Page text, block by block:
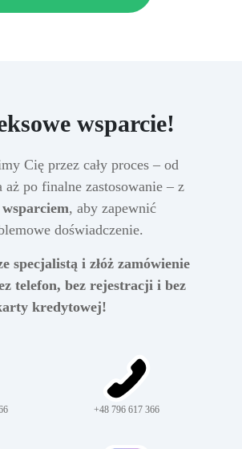
wsparcie!
Cię przez cały proces – od
aż po finalne zastosowanie – z
, aby zapewnić
doświadczenie.
specjalistą i złóż zamówienie
telefon, bez rejestracji i bez
kredytowej!
+48 796 617 366